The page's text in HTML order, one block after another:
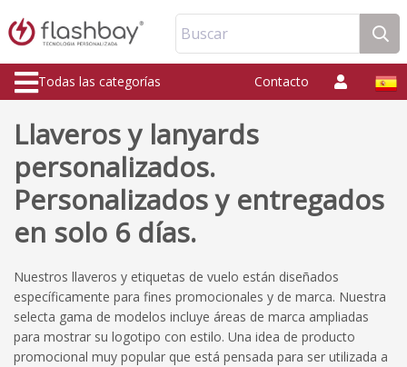
Buscar
Todas las categorías Contacto
Llaveros y lanyards
personalizados.
Personalizados y entregados
en solo 6 días.
Nuestros llaveros y etiquetas de vuelo están diseñados
específicamente para fines promocionales y de marca. Nuestra
selecta gama de modelos incluye áreas de marca ampliadas
para mostrar su logotipo con estilo. Una idea de producto
promocional muy popular que está pensada para ser utilizada a